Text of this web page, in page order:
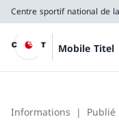
Centre sportif national de
Mobile Titel
Informations